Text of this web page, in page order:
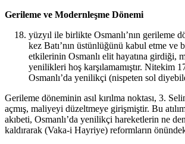
Gerileme ve Modernleşme Dönemi
yüzyıl ile birlikte Osmanlı’nın gerileme
kez Batı’nın üstünlüğünü kabul etme
etkilerinin Osmanlı elit hayatına girdiği,
yenilikleri hoş karşılamamıştır. Nitekim
Osmanlı’da yenilikçi (nispeten sol
Gerileme döneminin asıl kırılma noktası, 3.
açmış, maliyeyi düzeltmeye girişmiştir. Bu
akıbeti, Osmanlı’da yenilikçi hareketlerin ne
kaldırarak (Vaka-i Hayriye) reformların